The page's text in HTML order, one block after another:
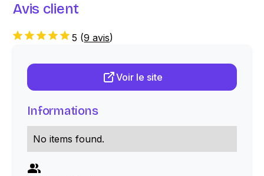
Avis client
5 (9 avis)
Voir le site
Informations
No items found.